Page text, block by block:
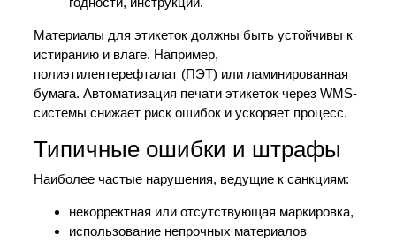
Материалы для этикеток должны быть устойчивы к
истиранию и влаге. Например,
полиэтилентерефталат (ПЭТ) или ламинированная
бумага. Автоматизация печати этикеток через WMS-
системы снижает риск ошибок и ускоряет процесс.
Типичные ошибки и штрафы
Наиболее частые нарушения, ведущие к санкциям:
некорректная или отсутствующая маркировка,
использование непрочных материалов